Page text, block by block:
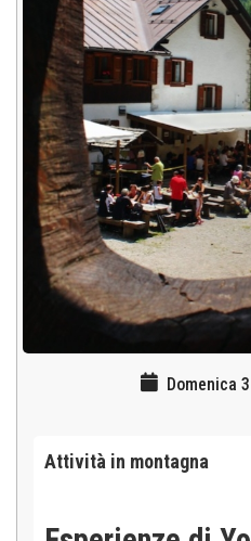
Domenica
Attività in montagna